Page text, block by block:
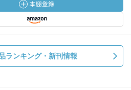
ランキング・新刊情報